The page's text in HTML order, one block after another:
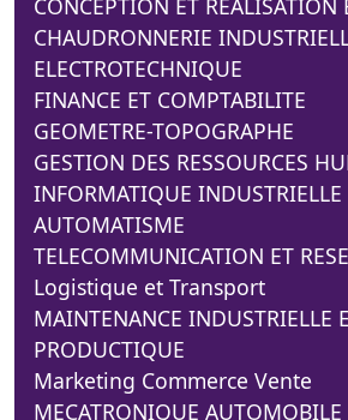
CONCEPTION ET REALISATION
CHAUDRONNERIE
ELECTROTECHNIQUE
FINANCE ET COMPTABILITE
GEOMETRE-TOPOGRAPHE
GESTION DES RESSOURCES
INFORMATIQUE INDUSTRIELLE
AUTOMATISME
TELECOMMUNICATION ET
Logistique et Transport
MAINTENANCE INDUSTRIELLE
PRODUCTIQUE
Marketing Commerce Vente
MECATRONIQUE AUTOMOBILE